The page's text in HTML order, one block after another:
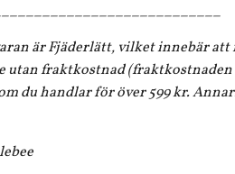
är Fjäderlätt, vilket innebär
utan fraktkostnad (fraktkostnaden
du handlar för över 599 kr.